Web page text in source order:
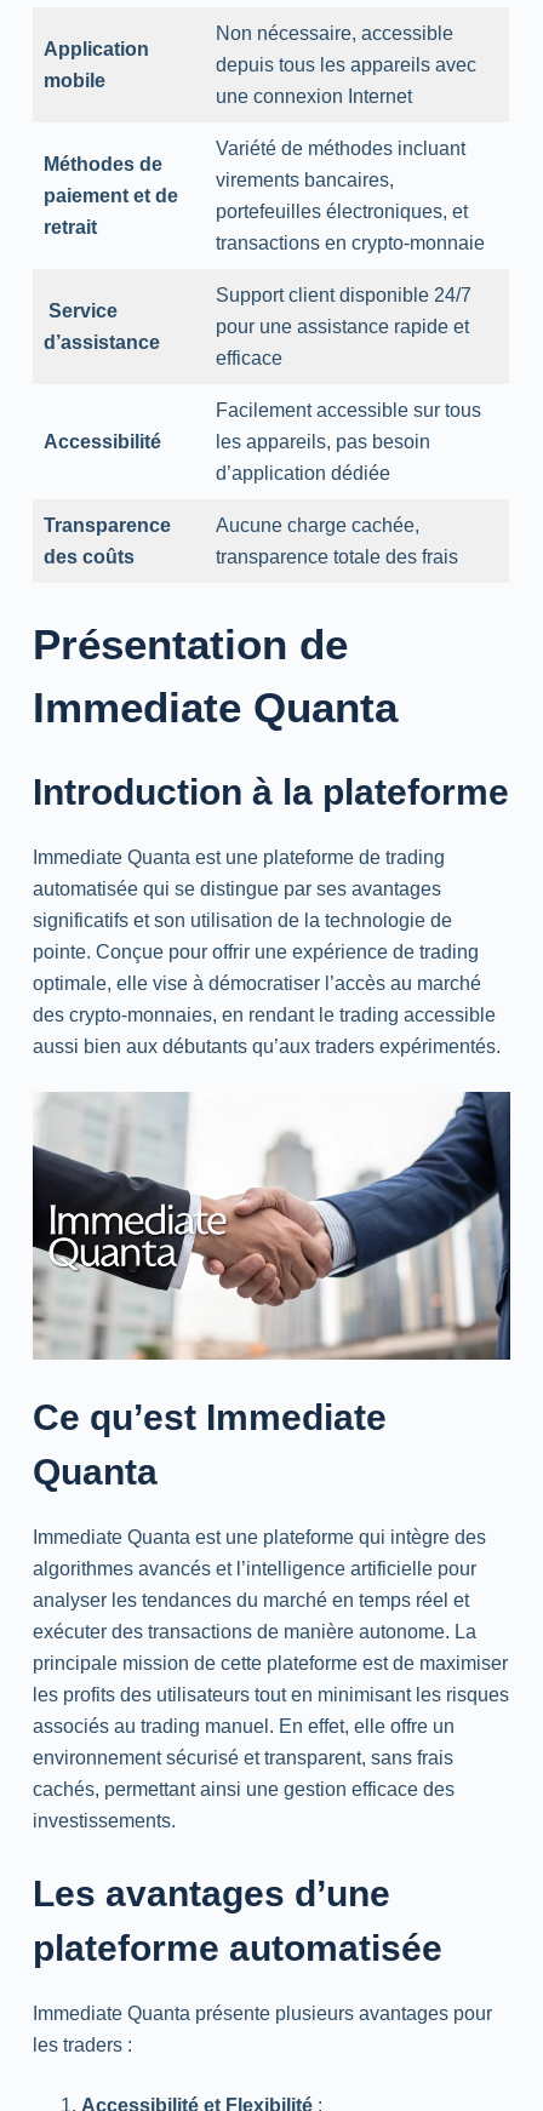
Application
mobile
Non nécessaire, accessible
depuis tous les appareils avec
une connexion Internet
Méthodes de
paiement et de
retrait
Variété de méthodes incluant
virements bancaires,
portefeuilles électroniques, et
transactions en crypto-monnaie
Service
d’assistance
Support client disponible 24/7
pour une assistance rapide et
efficace
Accessibilité
Facilement accessible sur tous
les appareils, pas besoin
d’application dédiée
Transparence
des coûts
Aucune charge cachée,
transparence totale des frais
Présentation de
Immediate Quanta
Introduction à la plateforme
Immediate Quanta est une plateforme de trading
automatisée qui se distingue par ses avantages
significatifs et son utilisation de la technologie de
pointe. Conçue pour offrir une expérience de trading
optimale, elle vise à démocratiser l’accès au marché
des crypto-monnaies, en rendant le trading accessible
aussi bien aux débutants qu’aux traders expérimentés.
Ce qu’est Immediate
Quanta
Immediate Quanta est une plateforme qui intègre des
algorithmes avancés et l’intelligence artificielle pour
analyser les tendances du marché en temps réel et
exécuter des transactions de manière autonome. La
principale mission de cette plateforme est de maximiser
les profits des utilisateurs tout en minimisant les risques
associés au trading manuel. En effet, elle offre un
environnement sécurisé et transparent, sans frais
cachés, permettant ainsi une gestion efficace des
investissements.
Les avantages d’une
plateforme automatisée
Immediate Quanta présente plusieurs avantages pour
les traders :
Accessibilité et Flexibilité: